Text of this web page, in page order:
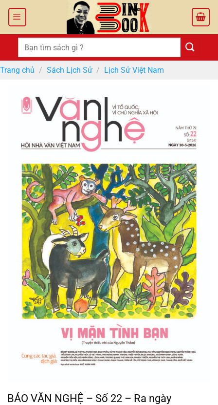
Tìm
kiếm:
Trang chủ / Sách Lịch Sử / Lịch Sử Việt Nam
BÁO VĂN NGHỆ – Số 22 – Ra ngày